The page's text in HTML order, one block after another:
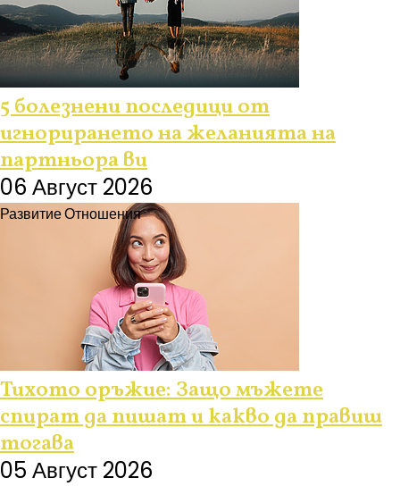
5 болезнени последици от
игнорирането на желанията на
партньора ви
06 Август 2026
РазвитиеОтношения
Тихото оръжие: Защо мъжете
спират да пишат и какво да правиш
тогава
05 Август 2026